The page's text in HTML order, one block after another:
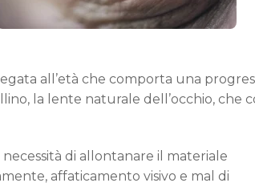
all’età che comporta una
la lente naturale dell’occhio,
di allontanare il materiale
affaticamento visivo e mal di